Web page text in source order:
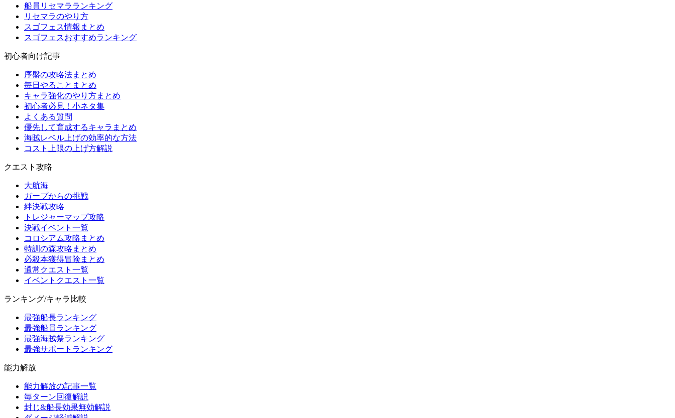
船員リセマラランキング
リセマラのやり方
スゴフェス情報まとめ
スゴフェスおすすめランキング
初心者向け記事
序盤の攻略法まとめ
毎日やることまとめ
キャラ強化のやり方まとめ
初心者必見！小ネタ集
よくある質問
優先して育成するキャラまとめ
海賊レベル上げの効率的な方法
コスト上限の上げ方解説
クエスト攻略
大航海
ガープからの挑戦
絆決戦攻略
トレジャーマップ攻略
決戦イベント一覧
コロシアム攻略まとめ
特訓の森攻略まとめ
必殺本獲得冒険まとめ
通常クエスト一覧
イベントクエスト一覧
ランキング/キャラ比較
最強船長ランキング
最強船員ランキング
最強海賊祭ランキング
最強サポートランキング
能力解放
能力解放の記事一覧
毎ターン回復解説
封じ&船長効果無効解説